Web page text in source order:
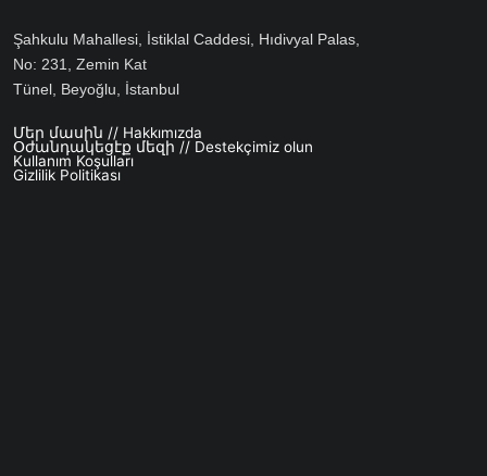
Şahkulu Mahallesi, İstiklal Caddesi, Hıdivyal Palas,
No: 231, Zemin Kat
Tünel, Beyoğlu, İstanbul
Footer menu
Մեր մասին // Hakkımızda
Օժանդակեցէք մեզի // Destekçimiz olun
Kullanım Koşulları
Gizlilik Politikası